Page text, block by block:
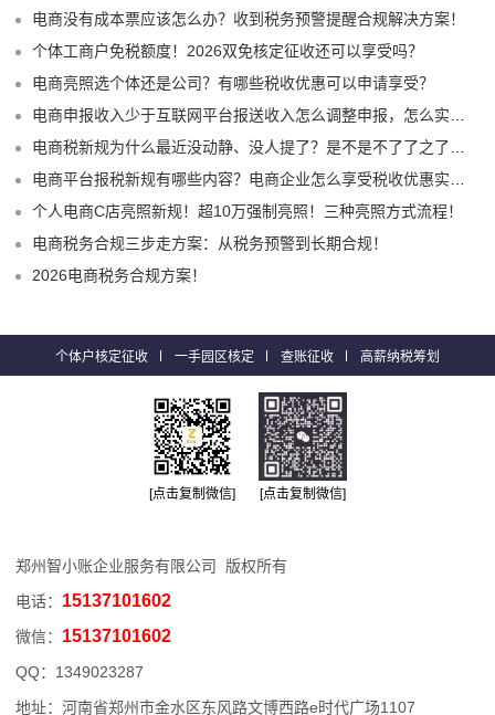
电商没有成本票应该怎么办？收到税务预警提醒合规解决方案！
个体工商户免税额度！2026双免核定征收还可以享受吗？
电商亮照选个体还是公司？有哪些税收优惠可以申请享受？
电商申报收入少于互联网平台报送收入怎么调整申报，怎么实现合规申报享受税收优惠！
电商税新规为什么最近没动静、没人提了？是不是不了了之了嘛？
电商平台报税新规有哪些内容？电商企业怎么享受税收优惠实现税务合规？
个人电商C店亮照新规！超10万强制亮照！三种亮照方式流程！
电商税务合规三步走方案：从税务预警到长期合规！
2026电商税务合规方案！
个体户核定征收 一手园区核定 查账征收 高薪纳税筹划
[点击复制微信] [点击复制微信]
郑州智小账企业服务有限公司 版权所有
电话： 15137101602
微信： 15137101602
QQ： 1349023287
地址：河南省郑州市金水区东风路文博西路e时代广场1107